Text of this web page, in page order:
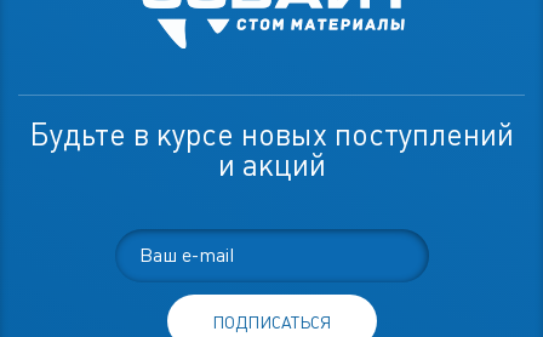
Будьте в курсе новых поступлений
и акций
ПОДПИСАТЬСЯ